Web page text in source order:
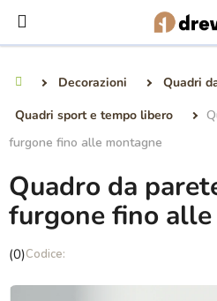
contenuto
Decorazioni
Quadri
Quadri sport e tempo libero
furgone fino alle montagne
Quadro da
furgone fino
La
media
(0)